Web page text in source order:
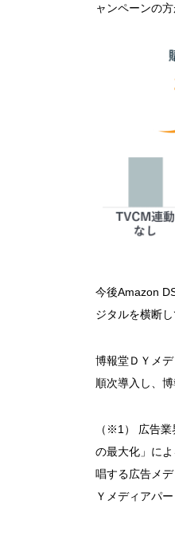
ャンペーンの
今後Amazon
ジタルを横断
博報堂ＤＹメ
順次導入し、
（※1） 広告
の最大化」に
唱する広告メ
Ｙメディアパ